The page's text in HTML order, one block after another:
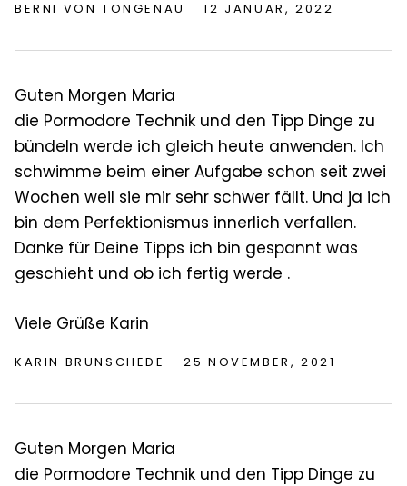
BERNI VON TONGENAU 12 JANUAR, 2022
Guten Morgen Maria
die Pormodore Technik und den Tipp Dinge zu
bündeln werde ich gleich heute anwenden. Ich
schwimme beim einer Aufgabe schon seit zwei
Wochen weil sie mir sehr schwer fällt. Und ja ich
bin dem Perfektionismus innerlich verfallen.
Danke für Deine Tipps ich bin gespannt was
geschieht und ob ich fertig werde .
Viele Grüße Karin
KARIN BRUNSCHEDE 25 NOVEMBER, 2021
Guten Morgen Maria
die Pormodore Technik und den Tipp Dinge zu